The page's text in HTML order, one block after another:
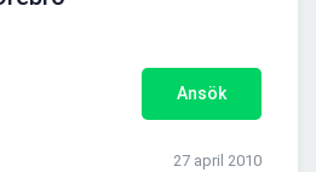
Ansök
27 april 2010